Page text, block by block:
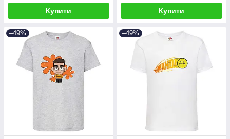
Купити Купити
–49% –49%